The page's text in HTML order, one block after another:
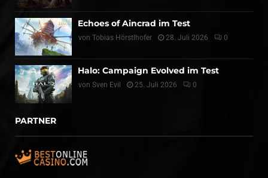
Echoes of Aincrad im Test
von Tobias Hörstlhofer 28. Juli 2026 0
Halo: Campaign Evolved im Test
von Sven Evil 25. Juli 2026 0
PARTNER